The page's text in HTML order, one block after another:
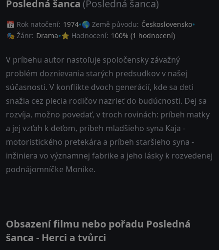
Posledná šanca (Posledná šanca)
📅 Rok natočení: 1974 🌎 Země původu: Československo
🎭 Žánr: Drama ⭐ Hodnocení: 100% (1 hodnocení)
V príbehu autor nastoľuje spoločensky závažný
problém doznievania starých predsudkov v našej
súčasnosti. V konflikte dvoch generácií, kde sa deti
snažia cez plecia rodičov nazrieť do budúcnosti. Dej sa
rozvíja, možno povedať, v troch rovinách: príbeh matky
a jej vzťah k deťom, príbeh mladšieho syna Kaja -
motoristického pretekára a príbeh staršieho syna -
inžiniera vo významnej fabrike a jeho lásky k rozvedenej
podnájomníčke Monike.
Obsazení filmu nebo pořadu Posledná
šanca - Herci a tvůrci